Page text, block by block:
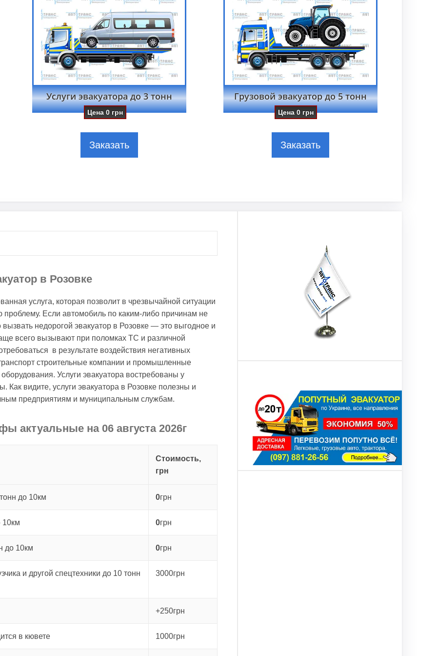
Услуги эвакуатора до 3 тонн
Цена 0грн
Заказать
Грузовой эвакуатор до 5 тонн
Цена0 грн
Заказать
в Розовке
услуга, которая позволит в чрезвычайной ситуации
Если автомобиль по каким-либо причинам не
недорогой эвакуатор в Розовке — это выгодное и
всего вызывают при поломках ТС и различной
в результате воздействия негативных
строительные компании и промышленные
Услуги эвакуатора востребованы у
видите, услуги эвакуатора в Розовке полезны и
предприятиям и муниципальным службам.
актуальные на 06 августа 2026г
Стоимость,
грн
до 10км 0грн
10км 0грн
до 10км 0грн
и другой спецтехники до 10 тонн 3000грн
+250грн
в кювете 1000грн